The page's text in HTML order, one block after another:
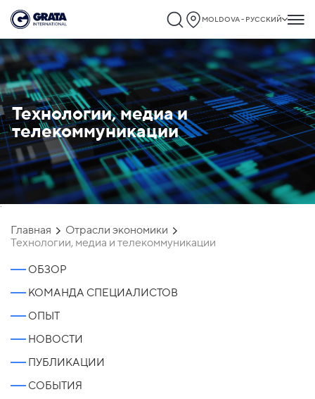
MOLDOVA - РУССКИЙ
Технологии, медиа и
телекоммуникации
`
Главная
Отрасли экономики
Технологии, медиа и телекоммуникации
ОБЗОР
КОМАНДА СПЕЦИАЛИСТОВ
ОПЫТ
НОВОСТИ
ПУБЛИКАЦИИ
СОБЫТИЯ